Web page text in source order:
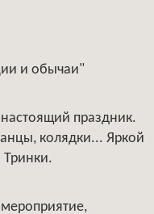
и обычаи"
праздник.
колядки... Яркой
Тринки.